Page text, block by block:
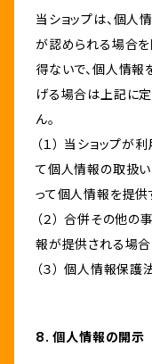
当ショップは、個
が認められる場合を
得ないで、個人情報
げる場合は上記に
ん。
（１） 当ショップ
て個人情報の取扱
って個人情報を提
（２） 合併その他
報が提供される場合
（３） 個人情報保
8. 個人情報の開示